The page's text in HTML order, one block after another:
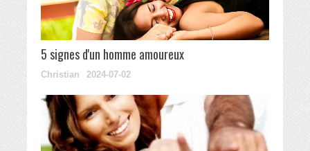
5 signes d'un homme amoureux
Christian 2024-07-02